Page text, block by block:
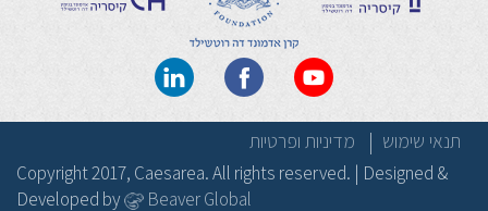
תנאי שימוש מדיניות ופרטיות
Copyright 2017, Caesarea. All rights reserved. | Designed &
Developed by
Beaver Global